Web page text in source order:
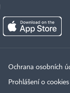
Ochrana osobních
Prohlášení o cookies